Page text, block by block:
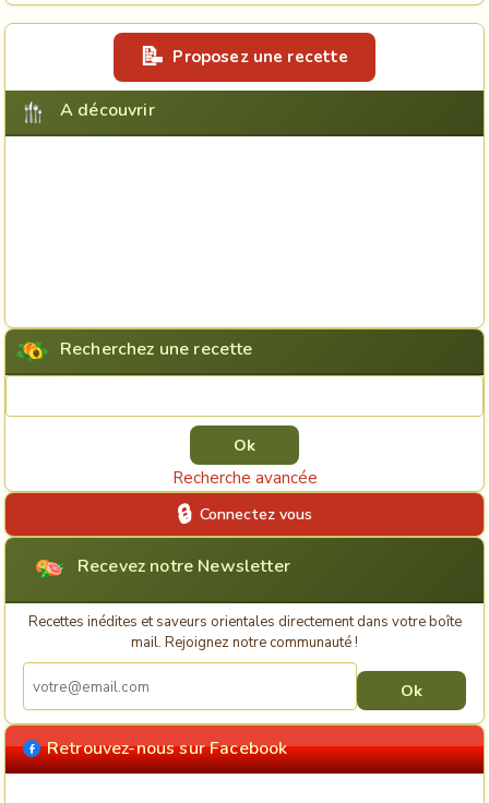
Proposez une recette
A découvrir
Recherchez une recette
Recherche avancée
Connectez vous
Recevez notre Newsletter
Recettes inédites et saveurs orientales directement dans votre boîte
mail. Rejoignez notre communauté !
Retrouvez-nous sur Facebook